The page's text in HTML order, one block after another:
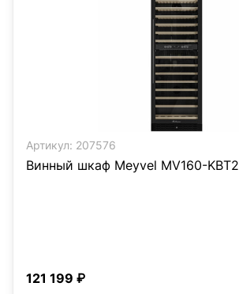
Артикул: 207576
Винный шкаф Meyvel MV160-KBT2
121 199 ₽